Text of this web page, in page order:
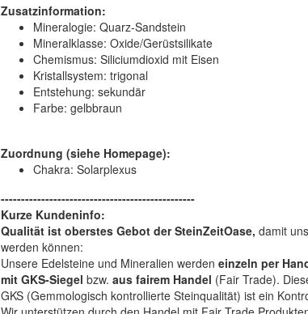
Zusatzinformation:
Mineralogie: Quarz-Sandstein
Mineralklasse: Oxide/Gerüstsilikate
Chemismus: Siliciumdioxid mit Eisen
Kristallsystem: trigonal
Entstehung: sekundär
Farbe: gelbbraun
Zuordnung (siehe Homepage):
Chakra: Solarplexus
------------------------------------------------
Kurze Kundeninfo:
Qualität ist oberstes Gebot der SteinZeitOase, damit
werden können:
Unsere Edelsteine und Mineralien werden einzeln per
mit GKS-Siegel bzw. aus fairem Handel (Fair Trade).
GKS (Gemmologisch kontrollierte Steinqualität) ist ein